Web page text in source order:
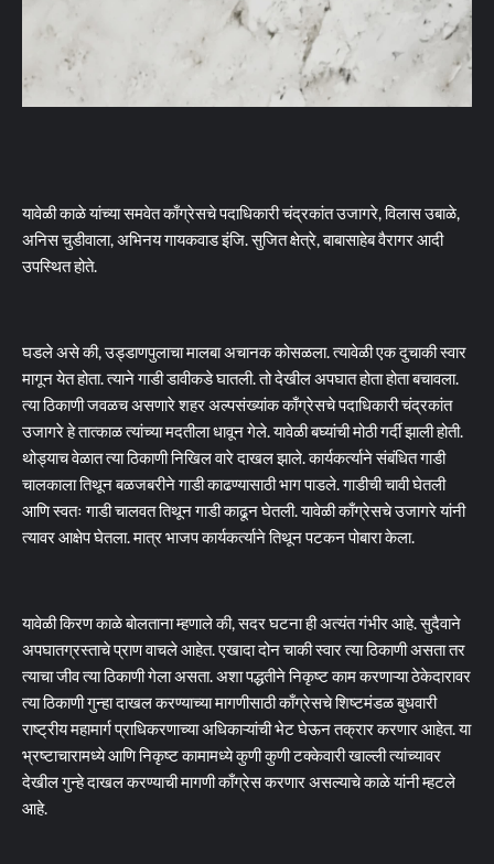
यावेळी काळे यांच्या समवेत काँग्रेसचे पदाधिकारी चंद्रकांत उजागरे, विलास उबाळे,
अनिस चुडीवाला, अभिनय गायकवाड इंजि. सुजित क्षेत्रे, बाबासाहेब वैरागर आदी
उपस्थित होते.
घडले असे की, उड्डाणपुलाचा मालबा अचानक कोसळला. त्यावेळी एक दुचाकी स्वार
मागून येत होता. त्याने गाडी डावीकडे घातली. तो देखील अपघात होता होता बचावला.
त्या ठिकाणी जवळच असणारे शहर अल्पसंख्यांक काँग्रेसचे पदाधिकारी चंद्रकांत
उजागरे हे तात्काळ त्यांच्या मदतीला धावून गेले. यावेळी बघ्यांची मोठी गर्दी झाली होती.
थोड्याच वेळात त्या ठिकाणी निखिल वारे दाखल झाले. कार्यकर्त्याने संबंधित गाडी
चालकाला तिथून बळजबरीने गाडी काढण्यासाठी भाग पाडले. गाडीची चावी घेतली
आणि स्वतः गाडी चालवत तिथून गाडी काढून घेतली. यावेळी काँग्रेसचे उजागरे यांनी
त्यावर आक्षेप घेतला. मात्र भाजप कार्यकर्त्याने तिथून पटकन पोबारा केला.
यावेळी किरण काळे बोलताना म्हणाले की, सदर घटना ही अत्यंत गंभीर आहे. सुदैवाने
अपघातग्रस्ताचे प्राण वाचले आहेत. एखादा दोन चाकी स्वार त्या ठिकाणी असता तर
त्याचा जीव त्या ठिकाणी गेला असता. अशा पद्धतीने निकृष्ट काम करणाऱ्या ठेकेदारावर
त्या ठिकाणी गुन्हा दाखल करण्याच्या मागणीसाठी काँग्रेसचे शिष्टमंडळ बुधवारी
राष्ट्रीय महामार्ग प्राधिकरणाच्या अधिकाऱ्यांची भेट घेऊन तक्रार करणार आहेत. या
भ्रष्टाचारामध्ये आणि निकृष्ट कामामध्ये कुणी कुणी टक्केवारी खाल्ली त्यांच्यावर
देखील गुन्हे दाखल करण्याची मागणी काँग्रेस करणार असल्याचे काळे यांनी म्हटले
आहे.